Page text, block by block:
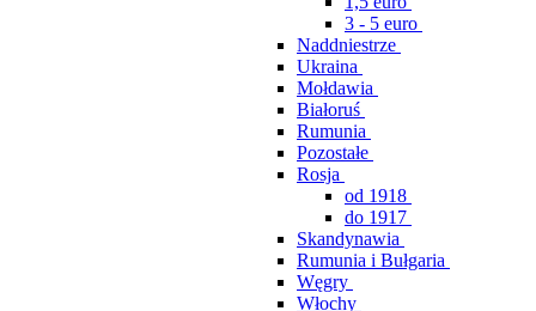
3 - 5 euro
Naddniestrze
Ukraina
Mołdawia
Białoruś
Rumunia
Pozostałe
Rosja
od 1918
do 1917
Skandynawia
Rumunia i Bułgaria
Węgry
Włochy